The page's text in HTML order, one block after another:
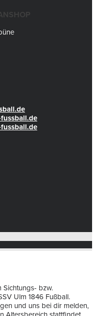
Sichtungs- bzw.
Ulm 1846 Fußball.
und uns bei dir melden,